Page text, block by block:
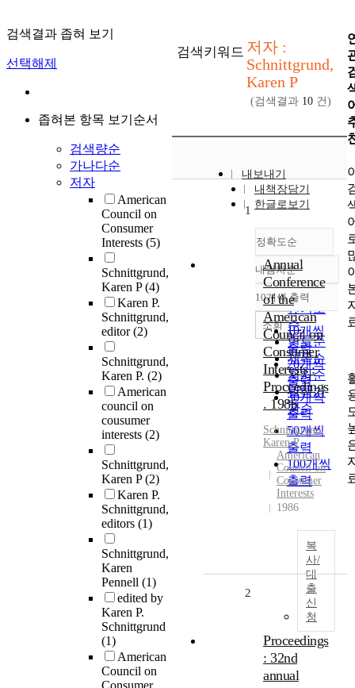
검색결과 좁혀 보기
선택해제
좁혀본 항목 보기순서
검색량순
가나다순
저자
American
Council on
Consumer
Interests (5)
Schnittgrund,
Karen P(4)
Karen P.
Schnittgrund,
editor(2)
Schnittgrund,
Karen P. (2)
American
council on
cousumer
interests (2)
Schnittgrund,
Karen P(2)
Karen P.
Schnittgrund,
editors (1)
Schnittgrund,
Karen
Pennell (1)
edited by
Karen P.
Schnittgrund
(1)
American
Council on
검색키워드 저자 :
Schnittgrund,
Karen P
(검색결과 10 건)
내보내기
내책장담기
한글로보기
정확도순
정확도
순
인기도
순
연도순
제목순
저자순
발행기
관순
내림차순
내림차순
10개씩 출력
10개씩
출력
20개씩
출력
30개씩
출력
50개씩
출력
100개씩
출력
조회
1
Annual
Conference
of the
American
Council on
Consumer
Interests :
Proceedings
. 1986
Schnittgrund,
Karen P
American
Council on
Consumer
Interests
1986
복
사/
대
출
신
청
2
Proceedings
: 32nd
annual